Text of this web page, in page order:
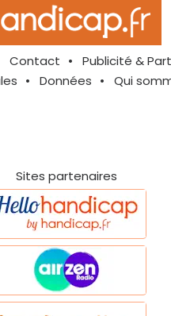
Contact
Publicité &
Données Qui
Sites partenaires